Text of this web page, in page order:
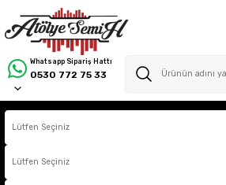
Whatsapp Sipariş Hattı
0530 772 75 33